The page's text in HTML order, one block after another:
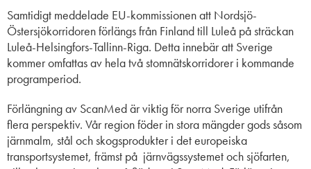
Samtidigt meddelade EU-kommissionen att Nordsjö-
Östersjökorridoren förlängs från Finland till Luleå på sträckan
Luleå-Helsingfors-Tallinn-Riga. Detta innebär att Sverige
kommer omfattas av hela två stomnätskorridorer i kommande
programperiod.
Förlängning av ScanMed är viktig för norra Sverige utifrån
flera perspektiv. Vår region föder in stora mängder gods såsom
järnmalm, stål och skogsprodukter i det europeiska
transportsystemet, främst på järnvägssystemet och sjöfarten,